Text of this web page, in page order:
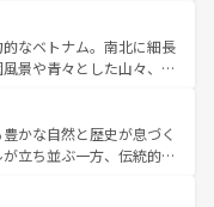
、バラエティ豊かな料理
湾情報は コンテンツ一覧を参
の自然美を楽しむことが
絶品のストリートフード
ている。夜には、韓国な
彩な魅力を心ゆくまで味
なお、新着の韓国情報はコンテンツ一
なベトナム。南北に細長
景や青々とした山々、世
ハノイの古い町並みやホ
建物も、独特の雰囲気を
ィの豊かさとおいしさで
ナムコーヒーなどは、ぜ
かな自然と歴史が息づく
立ち並ぶ一方、伝統的な
チェンマイなどの山岳地